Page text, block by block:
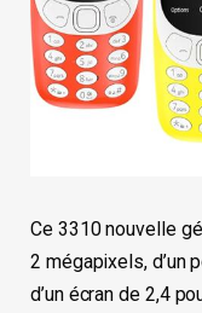
Ce 3310 nouvelle
2 mégapixels, d’un
d’un écran de 2,4